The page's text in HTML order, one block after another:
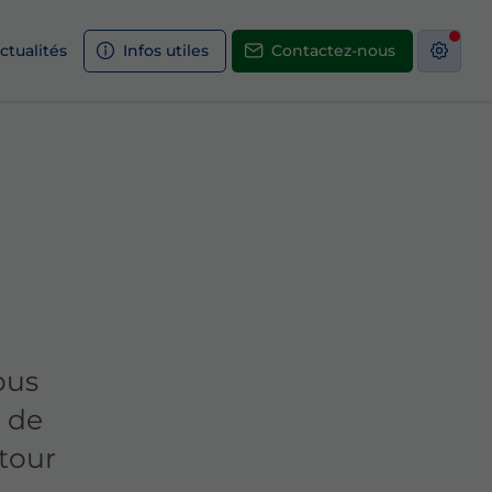
Infos utiles Contactez-nous
de